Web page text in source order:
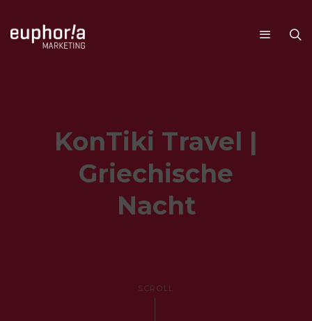
KonTiki Travel |
Griechische
Nacht
SCROLL